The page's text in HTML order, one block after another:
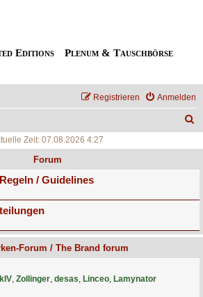
Editions
Plenum & Tauschbörse
Anmelden
Registrieren
Zeit: 07.08.2026 4:27
Forum
/ Guidelines
Forum / The Brand forum
, Zollinger, desas, Linceo, Lamynator